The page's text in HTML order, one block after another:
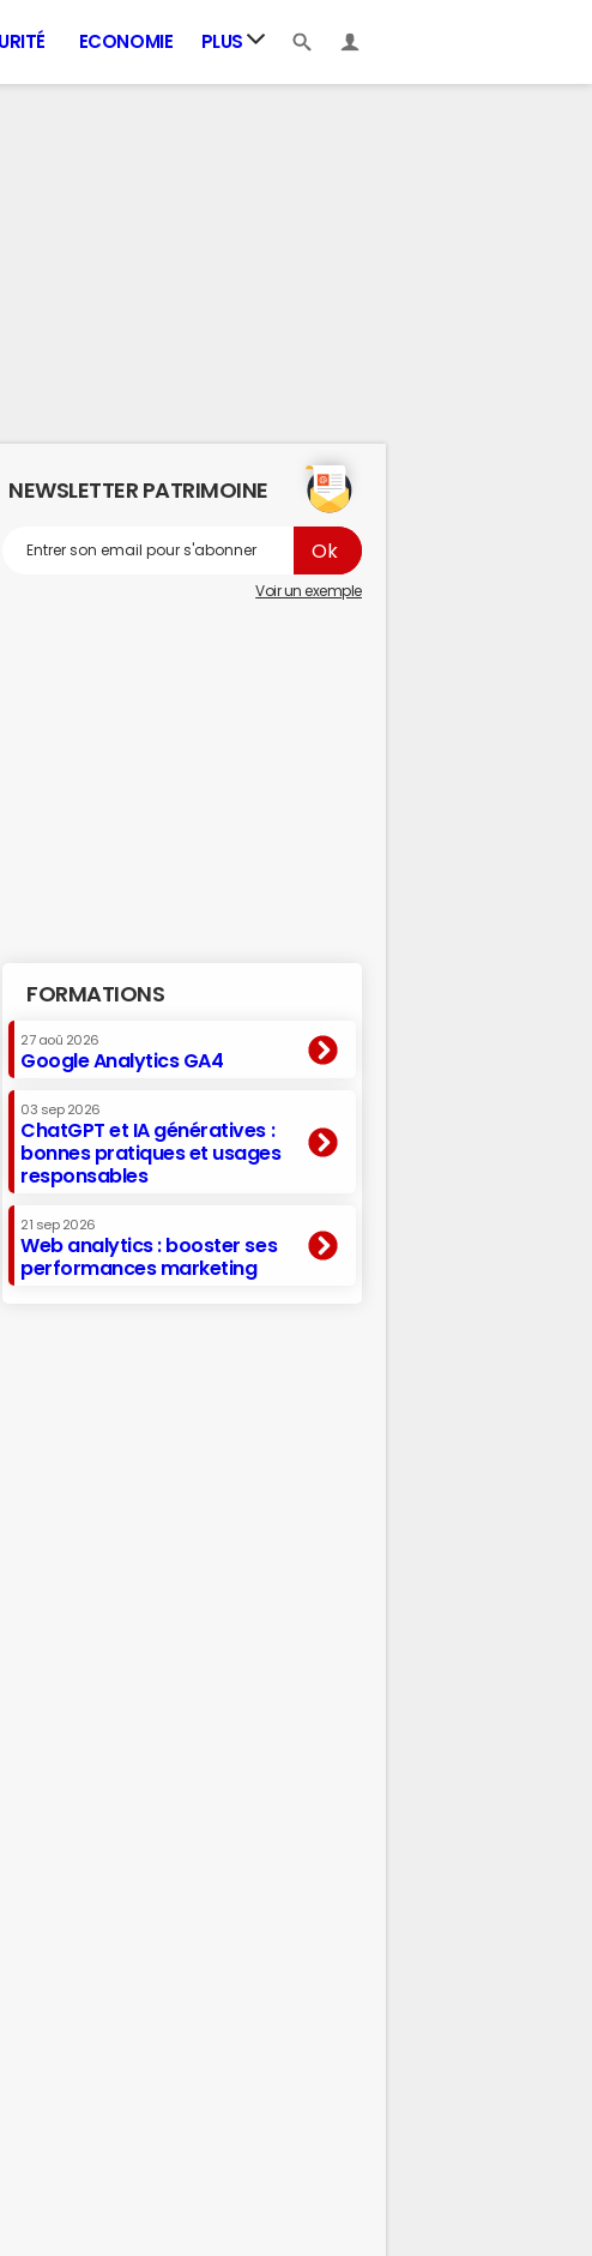
ECONOMIE PLUS
NEWSLETTER PATRIMOINE
Voir un exemple
FORMATIONS
27 aoû 2026
Google Analytics GA4
03 sep 2026
ChatGPT et IA génératives :
bonnes pratiques et usages
responsables
21 sep 2026
Web analytics : booster ses
performances marketing